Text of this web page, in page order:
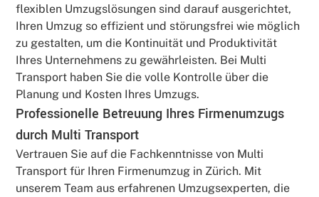
flexiblen Umzugslösungen sind darauf ausgerichtet,
Ihren Umzug so effizient und störungsfrei wie möglich
zu gestalten, um die Kontinuität und Produktivität
Ihres Unternehmens zu gewährleisten. Bei Multi
Transport haben Sie die volle Kontrolle über die
Planung und Kosten Ihres Umzugs.
Professionelle Betreuung Ihres Firmenumzugs
durch Multi Transport
Vertrauen Sie auf die Fachkenntnisse von Multi
Transport für Ihren Firmenumzug in Zürich. Mit
unserem Team aus erfahrenen Umzugsexperten, die